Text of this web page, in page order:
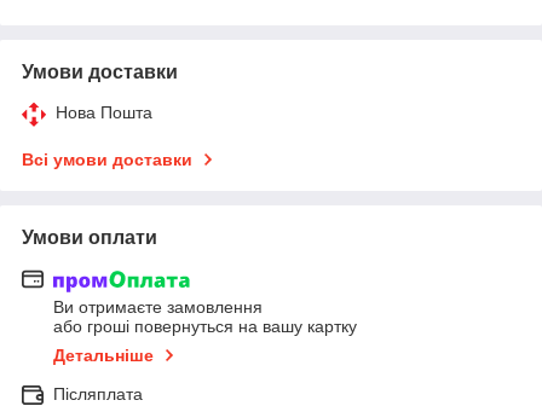
Умови доставки
Нова Пошта
Всі умови доставки
Умови оплати
Ви отримаєте замовлення
або гроші повернуться на вашу картку
Детальніше
Післяплата